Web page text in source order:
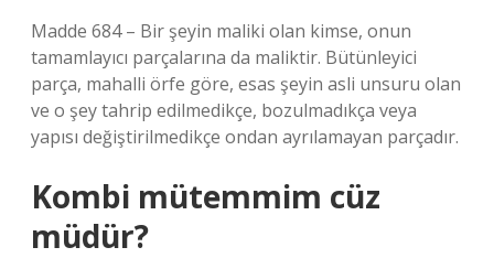
Madde 684 – Bir şeyin maliki olan kimse, onun
tamamlayıcı parçalarına da maliktir. Bütünleyici
parça, mahalli örfe göre, esas şeyin asli unsuru olan
ve o şey tahrip edilmedikçe, bozulmadıkça veya
yapısı değiştirilmedikçe ondan ayrılamayan parçadır.
Kombi mütemmim cüz
müdür?